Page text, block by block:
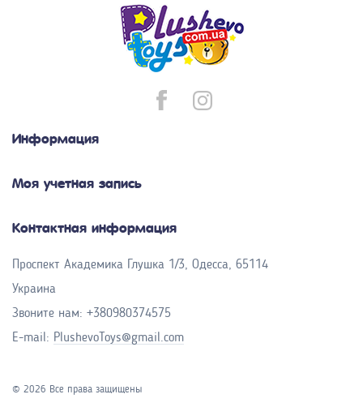
Информация
Моя учетная запись
Контактная информация
Проспект Академика Глушка 1/3, Одесса, 65114
Украина
Звоните нам: +380980374575
E-mail: PlushevoToys@gmail.com
© 2026 Все права защищены